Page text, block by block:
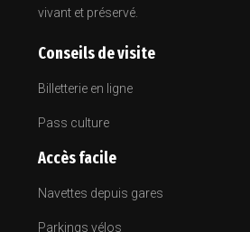
vivant et préservé.
Conseils de visite
Billetterie en ligne
Pass culture
Accès facile
Navettes depuis gares
Parkings vélos